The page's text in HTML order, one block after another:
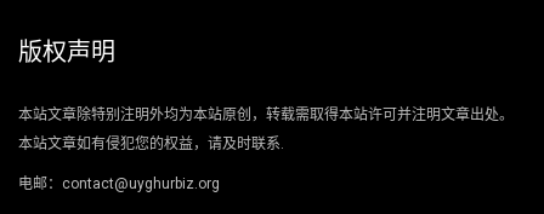
版权声明
本站文章除特别注明外均为本站原创，转载需取得本站许可并注明文章出处。
本站文章如有侵犯您的权益，请及时联系.
电邮：contact@uyghurbiz.org